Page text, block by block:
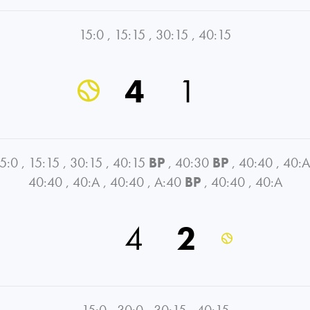
15:0 , 15:15 , 30:15 , 40:15
4 1
, 15:15 , 30:15 , 40:15 BP , 40:30 BP , 40:40 , 40:A
40:40 , 40:A , 40:40 , A:40 BP , 40:40 , 40:A
4 2